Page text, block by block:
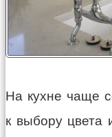
На кухне чаще
к выбору цвета